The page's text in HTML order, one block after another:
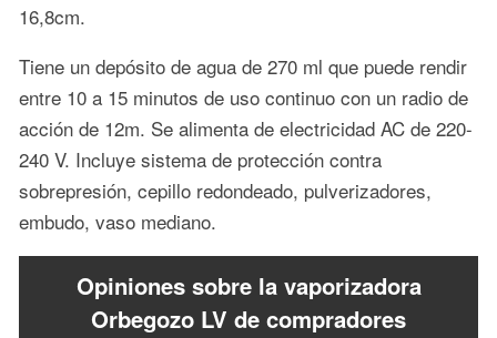
16,8cm.
Tiene un depósito de agua de 270 ml que puede rendir
entre 10 a 15 minutos de uso continuo con un radio de
acción de 12m. Se alimenta de electricidad AC de 220-
240 V. Incluye sistema de protección contra
sobrepresión, cepillo redondeado, pulverizadores,
embudo, vaso mediano.
Opiniones sobre la vaporizadora
Orbegozo LV de compradores